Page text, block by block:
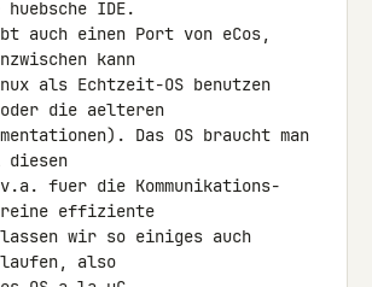
huebsche IDE.
auch einen Port von eCos,
kann
als Echtzeit-OS benutzen
oder die aelteren
Das OS braucht man
v.a. fuer die Kommunikations-
effiziente
lassen wir so einiges auch
also